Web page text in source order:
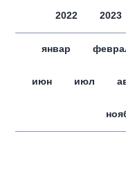
2022 2023
январ
июн июл